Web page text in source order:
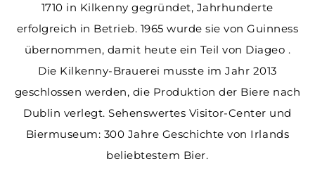
1710 in Kilkenny gegründet, Jahrhunderte
erfolgreich in Betrieb. 1965 wurde sie von Guinness
übernommen, damit heute ein Teil von Diageo .
Die Kilkenny-Brauerei musste im Jahr 2013
geschlossen werden, die Produktion der Biere nach
Dublin verlegt. Sehenswertes Visitor-Center und
Biermuseum: 300 Jahre Geschichte von Irlands
beliebtestem Bier.